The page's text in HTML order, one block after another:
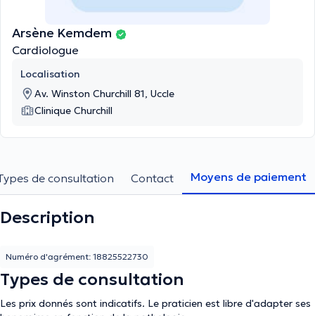
Arsène Kemdem
Cardiologue
Localisation
Av. Winston Churchill 81, Uccle
Clinique Churchill
de consultation Contact Moyens de paiement
Description
Numéro d'agrément: 18825522730
Types de consultation
Les prix donnés sont indicatifs. Le praticien est libre d'adapter ses